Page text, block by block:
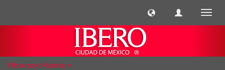
Filtrar por: Materia